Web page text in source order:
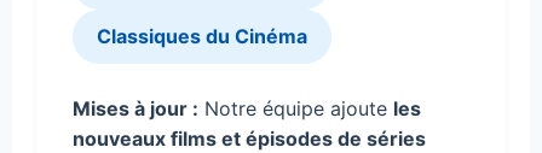
Classiques du Cinéma
Mises à jour : Notre équipe ajoute les
nouveaux films et épisodes de séries